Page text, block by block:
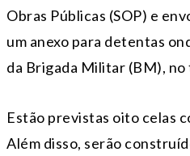
Obras Públicas (SOP) e
um anexo para detentas
da Brigada Militar (BM),
Estão previstas oito celas
Além disso, serão